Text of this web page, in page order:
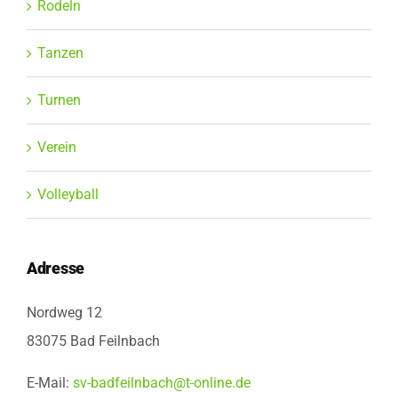
Rodeln
Tanzen
Turnen
Verein
Volleyball
Adresse
Nordweg 12
83075 Bad Feilnbach
E-Mail: sv-badfeilnbach@t-online.de